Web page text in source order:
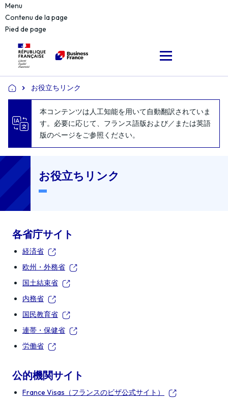
Menu
Contenu de la page
Pied de page
Accueil お役立ちリンク
本コンテンツは人工知能を用いて自動翻訳されていま
す。必要に応じて、フランス語版および／または英語
版のページをご参照ください。
お役立ちリンク
各省庁サイト
経済省
欧州・外務省
国土結束省
内務省
国民教育省
連帯・保健省
労働省
公的機関サイト
France Visas（フランスのビザ公式サイト）